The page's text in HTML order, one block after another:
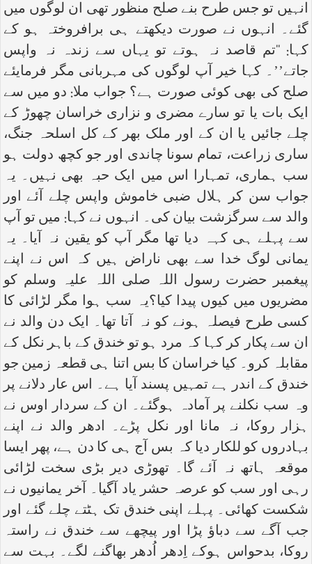
انہیں تو جس طرح بنے صلح منظور تھی ان لوگوں میں
گئے۔ انہوں نے صورت دیکھتے ہی برافروختہ ہو کے
کہا: ‘‘تم قاصد نہ ہوتے تو یہاں سے زندہ نہ واپس
جاتے’’۔ کہا خیر آپ لوگوں کی مہربانی مگر فرمایئے
صلح کی بھی کوئی صورت ہے؟ جواب ملا: دو میں سے
ایک بات یا تو سارے مضری و نزاری خراسان چھوڑ کے
چلے جائیں یا ان کے اور ملک بھر کے کل اسلحہ جنگ،
ساری زراعت، تمام سونا چاندی اور جو کچھ دولت ہو
سب ہماری، تمہارا اس میں ایک حبہ بھی نہیں۔ یہ
جواب سن کر ہلال ضبی خاموش واپس چلے آئے اور
والد سے سرگزشت بیان کی۔ انہوں نے کہا: میں تو آپ
سے پہلے ہی کہہ دیا تھا مگر آپ کو یقین نہ آیا۔ یہ
یمانی لوگ خدا سے بھی ناراض ہیں کہ اس نے اپنے
پیغمبر حضرت رسول اللہ صلی اللہ علیہ وسلم کو
مضریوں میں کیوں پیدا کیا؟یہ سب ہوا مگر لڑائی کا
کسی طرح فیصلہ ہونے کو نہ آتا تھا۔ ایک دن والد نے
ان سے پکار کر کہا کہ مرد ہو تو خندق کے باہر نکل کے
مقابلہ کرو۔ کیا خراسان کا بس اتنا ہی قطعہ زمین جو
خندق کے اندر ہے تمہیں پسند آیا ہے۔ اس عار دلانے پر
وہ سب نکلنے پر آمادہ ہوگئے۔ ان کے سردار اوس نے
ہزار روکا، نہ مانا اور نکل پڑے۔ ادھر والد نے اپنے
بہادروں کو للکار دیا کہ بس آج ہی کا دن ہے، پھر ایسا
موقعہ ہاتھ نہ آئے گا۔ تھوڑی دیر بڑی سخت لڑائی
رہی اور سب کو عرصہ حشر یاد آگیا۔ آخر یمانیوں نے
شکست کھائی۔ پہلے اپنی خندق تک ہٹتے چلے گئے اور
جب آگے سے دباؤ پڑا اور پیچھے سے خندق نے راستہ
روکا، بدحواس ہوکے اِدھر اُدھر بھاگنے لگے۔ بہت سے